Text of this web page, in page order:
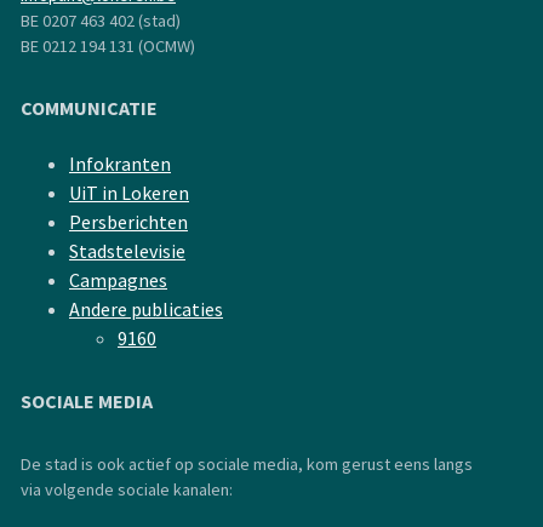
BE 0207 463 402 (stad)
BE 0212 194 131 (OCMW)
COMMUNICATIE
Infokranten
UiT in Lokeren
Persberichten
Stadstelevisie
Campagnes
Andere publicaties
9160
SOCIALE MEDIA
De stad is ook actief op sociale media, kom gerust eens langs
via volgende sociale kanalen: